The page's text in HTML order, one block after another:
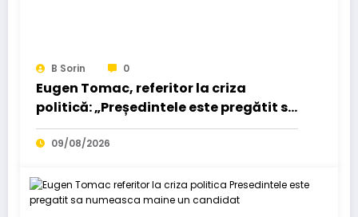
B Sorin 0
Eugen Tomac, referitor la criza
politică: „Președintele este pregătit să
numească mâine un candidat”…
09/08/2026